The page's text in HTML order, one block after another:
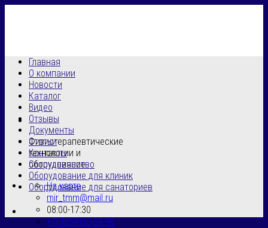
Физиотерапевтические
технологии и
оборудование
На карте
mir_tmm@mail.ru
08:00-17:30
+7(3854)30-59-96
Главная
О компании
Новости
Каталог
Видео
Отзывы
Документы
Статьи
Контакты
Сотрудничество
Оборудование для клиник
Оборудование для санаториев